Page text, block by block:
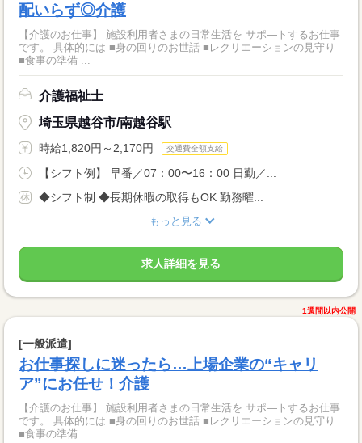
配いらず◎介護
【介護のお仕事】 施設利用者さまの日常生活を サポ―トするお仕事
です。 具体的には ■身の回りのお世話 ■レクリエーションの見守り
■食事の準備 ...
介護福祉士
埼玉県越谷市/南越谷駅
時給1,820円～2,170円 交通費全額支給
【シフト例】 早番／07：00〜16：00 日勤／...
◆シフト制 ◆長期休暇の取得もOK 勤務曜...
もっと見る
求人詳細を見る
1週間以内公開
[一般派遣]
お仕事探しに迷ったら…上場企業の“キャリ
ア”にお任せ！介護
【介護のお仕事】 施設利用者さまの日常生活を サポ―トするお仕事
です。 具体的には ■身の回りのお世話 ■レクリエーションの見守り
■食事の準備 ...